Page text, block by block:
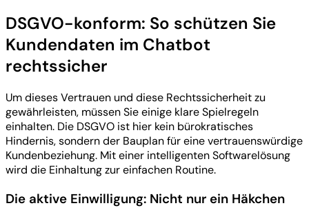
DSGVO-konform: So schützen Sie
Kundendaten im Chatbot
rechtssicher
Um dieses Vertrauen und diese Rechtssicherheit zu
gewährleisten, müssen Sie einige klare Spielregeln
einhalten. Die DSGVO ist hier kein bürokratisches
Hindernis, sondern der Bauplan für eine vertrauenswürdige
Kundenbeziehung. Mit einer intelligenten Softwarelösung
wird die Einhaltung zur einfachen Routine.
Die aktive Einwilligung: Nicht nur ein Häkchen